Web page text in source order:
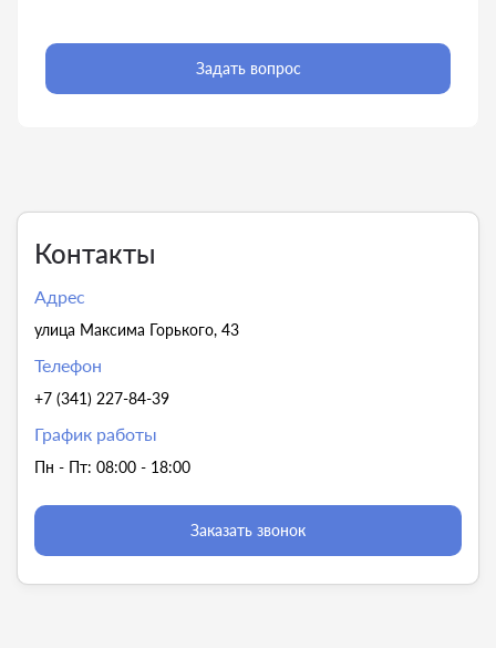
Задать вопрос
Контакты
Адрес
улица Максима Горького, 43
Телефон
+7 (341) 227-84-39
График работы
Пн - Пт: 08:00 - 18:00
Заказать звонок